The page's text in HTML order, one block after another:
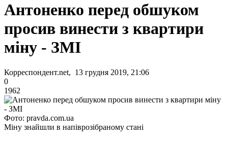
Антоненко перед обшуком
просив винести з квартири
міну - ЗМІ
Корреспондент.net, 13 грудня 2019, 21:06
0
1962
Фото: pravda.com.ua
Міну знайшли в напіврозібраному стані